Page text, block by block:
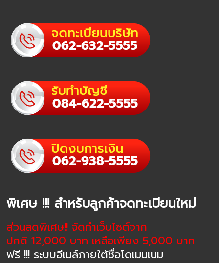
พิเศษ !!! สำหรับลูกค้าจดทะเบียนใหม่
ส่วนลดพิเศษ!! จัดทำเว็บไซต์จาก
ปกติ 12,000 บาท เหลือเพียง 5,000 บาท
ฟรี !!! ระบบอีเมล์ภายใต้ชื่อโดเมนเนม